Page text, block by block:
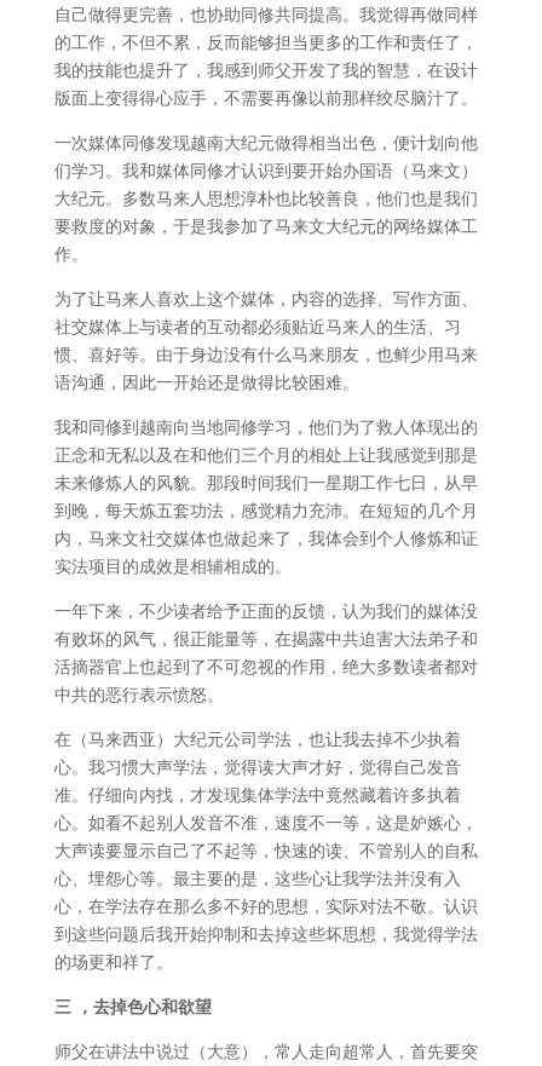
自己做得更完善，也协助同修共同提高。我觉得再做同样
的工作，不但不累，反而能够担当更多的工作和责任了，
我的技能也提升了，我感到师父开发了我的智慧，在设计
版面上变得得心应手，不需要再像以前那样绞尽脑汁了。
一次媒体同修发现越南大纪元做得相当出色，便计划向他
们学习。我和媒体同修才认识到要开始办国语（马来文）
大纪元。多数马来人思想淳朴也比较善良，他们也是我们
要救度的对象，于是我参加了马来文大纪元的网络媒体工
作。
为了让马来人喜欢上这个媒体，内容的选择、写作方面、
社交媒体上与读者的互动都必须贴近马来人的生活、习
惯、喜好等。由于身边没有什么马来朋友，也鲜少用马来
语沟通，因此一开始还是做得比较困难。
我和同修到越南向当地同修学习，他们为了救人体现出的
正念和无私以及在和他们三个月的相处上让我感觉到那是
未来修炼人的风貌。那段时间我们一星期工作七日，从早
到晚，每天炼五套功法，感觉精力充沛。在短短的几个月
内，马来文社交媒体也做起来了，我体会到个人修炼和证
实法项目的成效是相辅相成的。
一年下来，不少读者给予正面的反馈，认为我们的媒体没
有败坏的风气，很正能量等，在揭露中共迫害大法弟子和
活摘器官上也起到了不可忽视的作用，绝大多数读者都对
中共的恶行表示愤怒。
在（马来西亚）大纪元公司学法，也让我去掉不少执着
心。我习惯大声学法，觉得读大声才好，觉得自己发音
准。仔细向内找，才发现集体学法中竟然藏着许多执着
心。如看不起别人发音不准，速度不一等，这是妒嫉心，
大声读要显示自己了不起等，快速的读、不管别人的自私
心、埋怨心等。最主要的是，这些心让我学法并没有入
心，在学法存在那么多不好的思想，实际对法不敬。认识
到这些问题后我开始抑制和去掉这些坏思想，我觉得学法
的场更和祥了。
三 ，去掉色心和欲望
师父在讲法中说过（大意），常人走向超常人，首先要突